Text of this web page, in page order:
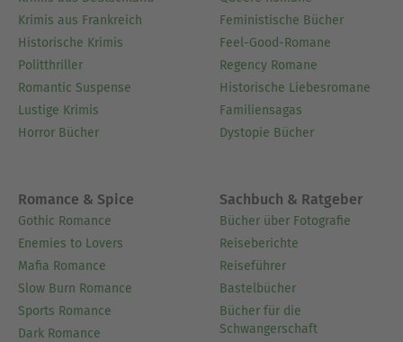
Krimis aus Frankreich
Historische Krimis
Politthriller
Romantic Suspense
Lustige Krimis
Horror Bücher
Feministische Bücher
Feel-Good-Romane
Regency Romane
Historische Liebesromane
Familiensagas
Dystopie Bücher
Romance & Spice
Gothic Romance
Enemies to Lovers
Mafia Romance
Slow Burn Romance
Sports Romance
Dark Romance
Sachbuch & Ratgeber
Bücher über Fotografie
Reiseberichte
Reiseführer
Bastelbücher
Bücher für die
Schwangerschaft